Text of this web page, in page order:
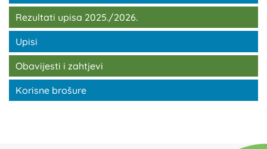
Rezultati upisa 2025./2026.
Upisi
Obavijesti i zahtjevi
Korisne brošure